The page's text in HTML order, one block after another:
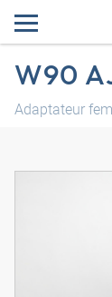
W90
Adaptateur